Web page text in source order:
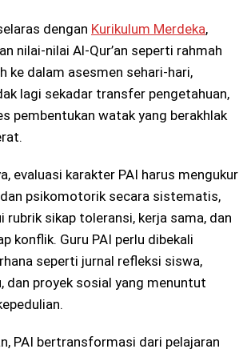
dengan Kurikulum Merdeka,
nilai-nilai Al-Qur’an seperti rahmah
ke dalam asesmen sehari-hari,
lagi sekadar transfer pengetahuan,
pembentukan watak yang berakhlak
evaluasi karakter PAI harus mengukur
psikomotorik secara sistematis,
rubrik sikap toleransi, kerja sama, dan
konflik. Guru PAI perlu dibekali
seperti jurnal refleksi siswa,
dan proyek sosial yang menuntut
PAI bertransformasi dari pelajaran